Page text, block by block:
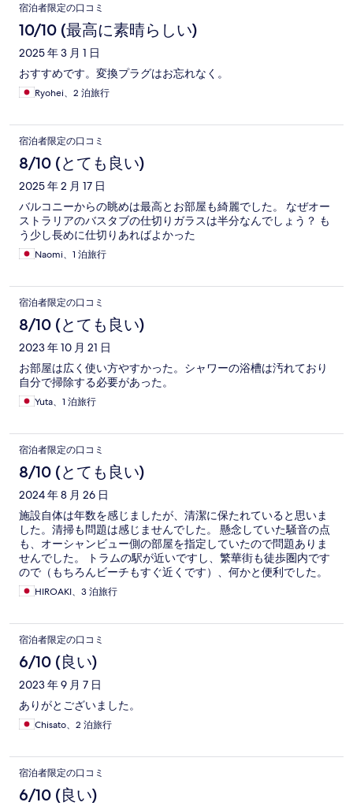
宿泊者限定の口コミ
10/10 (最高に素晴らしい)
2025 年 3 月 1 日
おすすめです。変換プラグはお忘れなく。
Ryohei、2 泊旅行
宿泊者限定の口コミ
8/10 (とても良い)
2025 年 2 月 17 日
バルコニーからの眺めは最高とお部屋も綺麗でした。 なぜオー
ストラリアのバスタブの仕切りガラスは半分なんでしょう？ も
う少し長めに仕切りあればよかった
Naomi、1 泊旅行
宿泊者限定の口コミ
8/10 (とても良い)
2023 年 10 月 21 日
お部屋は広く使い方やすかった。シャワーの浴槽は汚れており
自分で掃除する必要があった。
Yuta、1 泊旅行
宿泊者限定の口コミ
8/10 (とても良い)
2024 年 8 月 26 日
施設自体は年数を感じましたが、清潔に保たれていると思いま
した。清掃も問題は感じませんでした。 懸念していた騒音の点
も、オーシャンビュー側の部屋を指定していたので問題ありま
せんでした。 トラムの駅が近いですし、繁華街も徒歩圏内です
ので（もちろんビーチもすぐ近くです）、何かと便利でした。
HIROAKI、3 泊旅行
宿泊者限定の口コミ
6/10 (良い)
2023 年 9 月 7 日
ありがとございました。
Chisato、2 泊旅行
宿泊者限定の口コミ
6/10 (良い)